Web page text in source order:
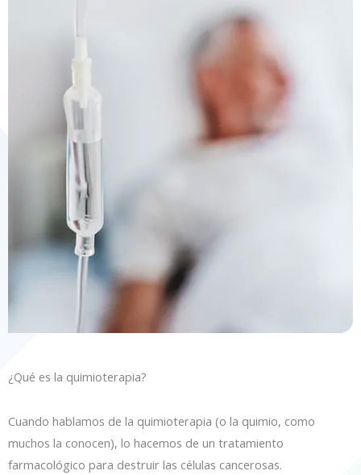
¿Qué es la quimioterapia?
Cuando hablamos de la quimioterapia (o la quimio, como
muchos la conocen), lo hacemos de un tratamiento
farmacológico para destruir las células cancerosas.